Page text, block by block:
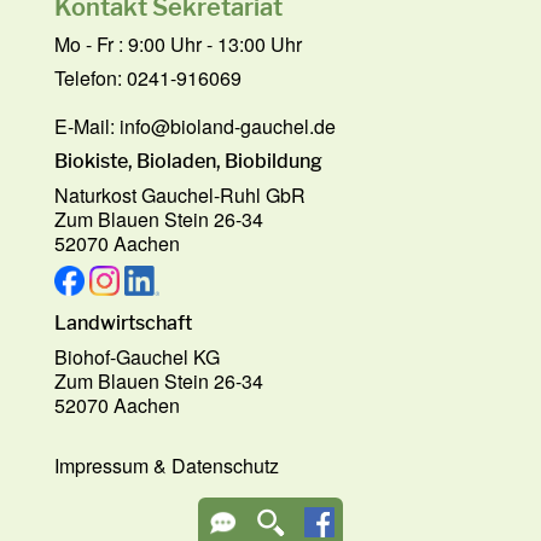
Kontakt Sekretariat
Mo - Fr : 9:00 Uhr - 13:00 Uhr
Telefon: 0241-916069
E-Mail: info@bioland-gauchel.de
Biokiste, Bioladen, Biobildung
Naturkost Gauchel-Ruhl GbR
Zum Blauen Stein 26-34
52070 Aachen
Landwirtschaft
Biohof-Gauchel KG
Zum Blauen Stein 26-34
52070 Aachen
Impressum& Datenschutz